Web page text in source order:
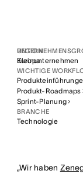
REGION
Europa
WICHTIGE
Produkt-Roadmaps
Sprint-Planung
BRANCHE
Technologie
Kleinunternehmen
„Wir haben